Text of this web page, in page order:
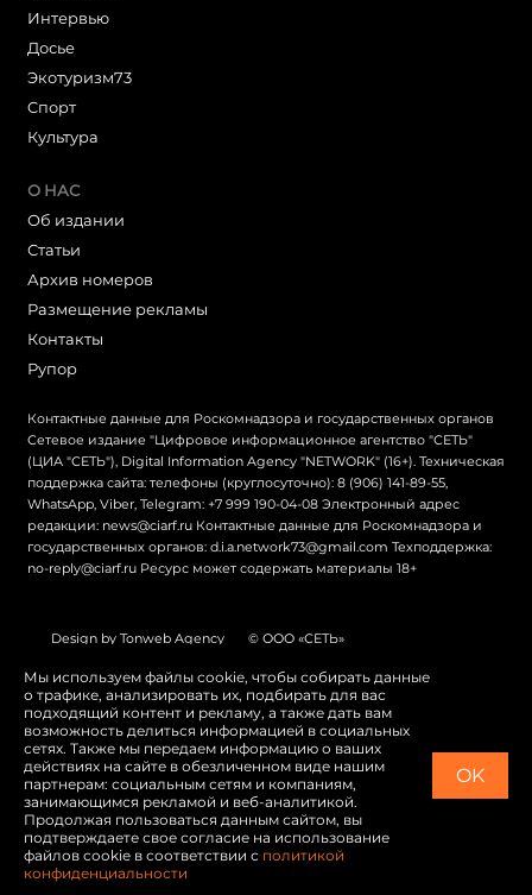
Интервью
Досье
Экотуризм73
Cпорт
Культура
О НАС
Об издании
Статьи
Архив номеров
Размещение рекламы
Контакты
Рупор
Контактные данные для Роскомнадзора и государственных органов
Сетевое издание "Цифровое информационное агентство "СЕТЬ"
(ЦИА "СЕТЬ"), Digital Information Agency "NETWORK" (16+). Техническая
поддержка сайта: телефоны (круглосуточно): 8 (906) 141-89-55,
WhatsApp, Viber, Telegram: +7 999 190-04-08 Электронный адрес
редакции: news@ciarf.ru Контактные данные для Роскомнадзора и
государственных органов: d.i.a.network73@gmail.com Техподдержка:
no-reply@ciarf.ru Ресурс может содержать материалы 18+
Design by Tonweb Agency © ООО «СЕТЬ»
Политика конфиденциальности Карта сайта
Switch to English
Мы используем файлы cookie, чтобы собирать данные
о трафике, анализировать их, подбирать для вас
подходящий контент и рекламу, а также дать вам
возможность делиться информацией в социальных
сетях. Также мы передаем информацию о ваших
действиях на сайте в обезличенном виде нашим
партнерам: социальным сетям и компаниям,
занимающимся рекламой и веб-аналитикой.
Продолжая пользоваться данным сайтом, вы
подтверждаете свое согласие на использование
файлов cookie в соответствии с политикой
конфиденциальности
OK